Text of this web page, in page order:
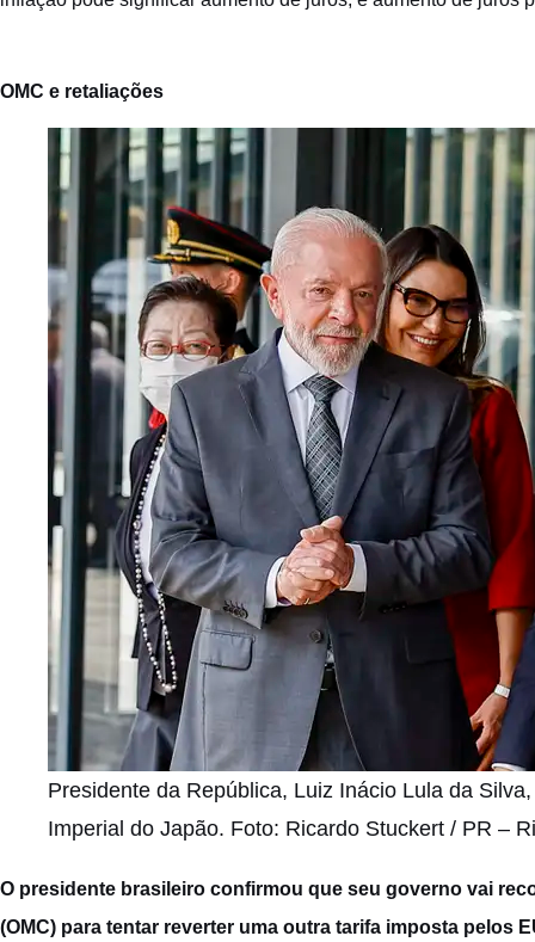
OMC e retaliações
Presidente da República, Luiz Inácio Lula da
Imperial do Japão. Foto: Ricardo Stuckert / PR –
O presidente brasileiro confirmou que seu governo vai
(OMC) para tentar reverter uma outra tarifa imposta pelos